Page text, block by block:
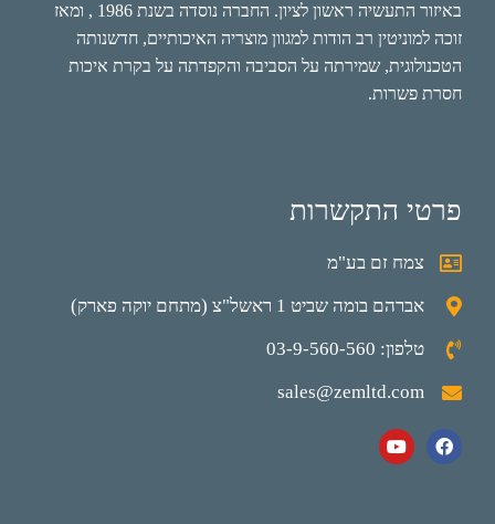
באיזור התעשיה ראשון לציון. החברה נוסדה בשנת 1986 , ומאז
זוכה למוניטין רב הודות למגוון מוצריה האיכותיים, חדשנותה
הטכנולוגית, שמירתה על הסביבה והקפדתה על בקרת איכות
חסרת פשרות.
פרטי התקשרות
צמח זם בע"מ
אברהם בומה שביט 1 ראשל"צ (מתחם יוקה פארק)
טלפון: 03-9-560-560
sales@zemltd.com